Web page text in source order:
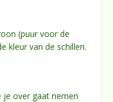
(puur voor de
kleur van de schillen.
je over gaat nemen